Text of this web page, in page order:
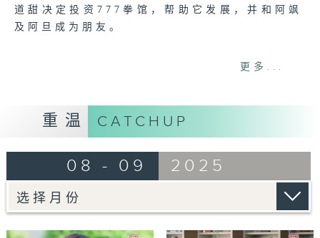
道甜决定投资777拳馆，帮助它发展，并和阿飒
及阿旦成为朋友。
更多...
重温 CATCHUP
08 - 09 2025